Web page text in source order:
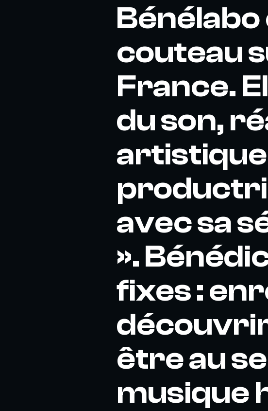
Bénélabo
couteau
France.
du son,
avec sa
».
fixes :
être au
musique